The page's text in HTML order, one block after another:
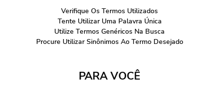
Verifique Os Termos Utilizados
Tente Utilizar Uma Palavra Única
Utilize Termos Genéricos Na Busca
Procure Utilizar Sinônimos Ao Termo Desejado
PARA VOCÊ